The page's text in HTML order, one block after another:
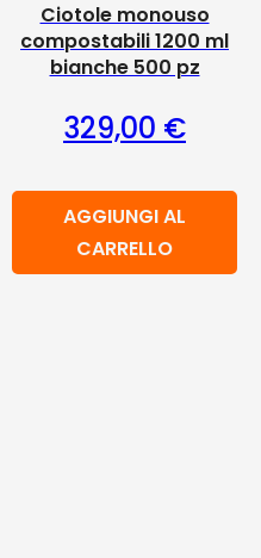
Ciotole monouso
compostabili 1200 ml
bianche 500 pz
329,00 €
AGGIUNGI AL
CARRELLO